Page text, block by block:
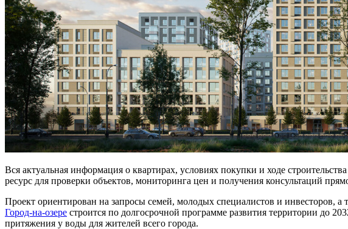
Вся актуальная информация о квартирах, условиях покупки и ходе
ресурс для проверки объектов, мониторинга цен и получения консультаций
Проект ориентирован на запросы семей, молодых специалистов и инвесторов,
Город-на-озере строится по долгосрочной программе развития территории до
притяжения у воды для жителей всего города.